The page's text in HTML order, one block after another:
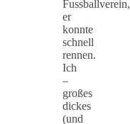
Fussballverein,
er
konnte
schnell
rennen.
Ich
–
großes
dickes
(und